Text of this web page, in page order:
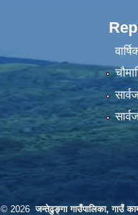
© 2026जन्तेढुङ्गा गाउँपालिका, गाउँ